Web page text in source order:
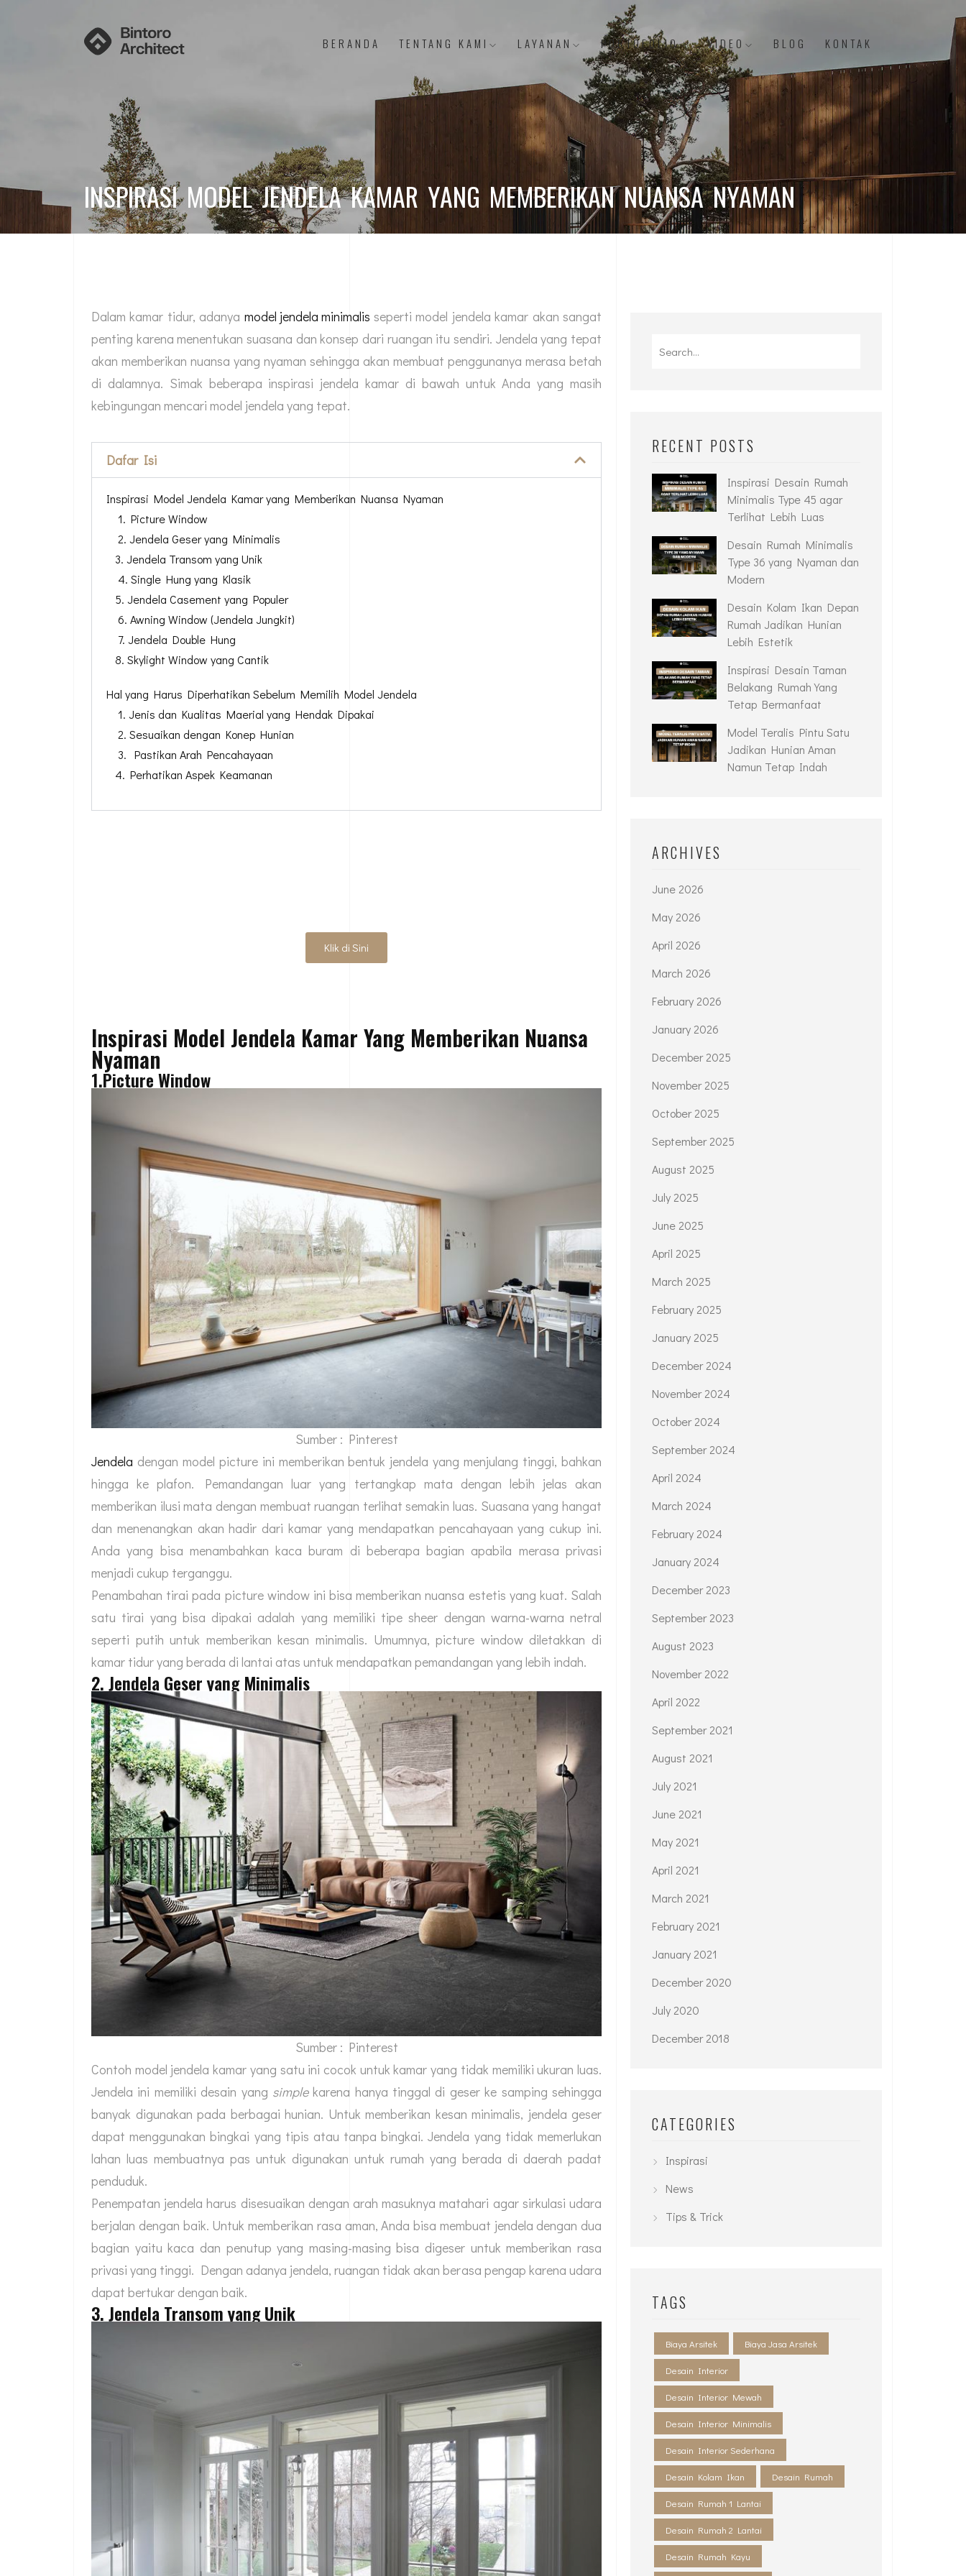
BERANDA TENTANG KAMI LAYANAN PORTOFOLIO VIDEO BLOG KONTAK
INSPIRASI MODEL JENDELA KAMAR YANG MEMBERIKAN NUANSA NYAMAN
Dalam kamar tidur, adanya model jendela minimalis seperti model jendela kamar akan sangat
penting karena menentukan suasana dan konsep dari ruangan itu sendiri. Jendela yang tepat
akan memberikan nuansa yang nyaman sehingga akan membuat penggunanya merasa betah
di dalamnya. Simak beberapa inspirasi jendela kamar di bawah untuk Anda yang masih
kebingungan mencari model jendela yang tepat.
Dafar Isi
Inspirasi Model Jendela Kamar yang Memberikan Nuansa Nyaman
1. Picture Window
2. Jendela Geser yang Minimalis
3. Jendela Transom yang Unik
4. Single Hung yang Klasik
5. Jendela Casement yang Populer
6. Awning Window (Jendela Jungkit)
7. Jendela Double Hung
8. Skylight Window yang Cantik
Hal yang Harus Diperhatikan Sebelum Memilih Model Jendela
1. Jenis dan Kualitas Maerial yang Hendak Dipakai
2. Sesuaikan dengan Konep Hunian
3. Pastikan Arah Pencahayaan
4. Perhatikan Aspek Keamanan
Klik di Sini
Inspirasi Model Jendela Kamar Yang Memberikan Nuansa
Nyaman
1.Picture Window
Sumber : Pinterest
Jendela dengan model picture ini memberikan bentuk jendela yang menjulang tinggi, bahkan
hingga ke plafon. Pemandangan luar yang tertangkap mata dengan lebih jelas akan
memberikan ilusi mata dengan membuat ruangan terlihat semakin luas. Suasana yang hangat
dan menenangkan akan hadir dari kamar yang mendapatkan pencahayaan yang cukup ini.
Anda yang bisa menambahkan kaca buram di beberapa bagian apabila merasa privasi
menjadi cukup terganggu.
Penambahan tirai pada picture window ini bisa memberikan nuansa estetis yang kuat. Salah
satu tirai yang bisa dipakai adalah yang memiliki tipe sheer dengan warna-warna netral
seperti putih untuk memberikan kesan minimalis. Umumnya, picture window diletakkan di
kamar tidur yang berada di lantai atas untuk mendapatkan pemandangan yang lebih indah.
2. Jendela Geser yang Minimalis
Sumber : Pinterest
Contoh model jendela kamar yang satu ini cocok untuk kamar yang tidak memiliki ukuran luas.
Jendela ini memiliki desain yang simplekarena hanya tinggal di geser ke samping sehingga
banyak digunakan pada berbagai hunian. Untuk memberikan kesan minimalis, jendela geser
dapat menggunakan bingkai yang tipis atau tanpa bingkai. Jendela yang tidak memerlukan
lahan luas membuatnya pas untuk digunakan untuk rumah yang berada di daerah padat
penduduk.
Penempatan jendela harus disesuaikan dengan arah masuknya matahari agar sirkulasi udara
berjalan dengan baik. Untuk memberikan rasa aman, Anda bisa membuat jendela dengan dua
bagian yaitu kaca dan penutup yang masing-masing bisa digeser untuk memberikan rasa
privasi yang tinggi. Dengan adanya jendela, ruangan tidak akan berasa pengap karena udara
dapat bertukar dengan baik.
3. Jendela Transom yang Unik
RECENT POSTS
Inspirasi Desain Rumah
Minimalis Type 45 agar
Terlihat Lebih Luas
Desain Rumah Minimalis
Type 36 yang Nyaman dan
Modern
Desain Kolam Ikan Depan
Rumah Jadikan Hunian
Lebih Estetik
Inspirasi Desain Taman
Belakang Rumah Yang
Tetap Bermanfaat
Model Teralis Pintu Satu
Jadikan Hunian Aman
Namun Tetap Indah
ARCHIVES
June 2026
May 2026
April 2026
March 2026
February 2026
January 2026
December 2025
November 2025
October 2025
September 2025
August 2025
July 2025
June 2025
April 2025
March 2025
February 2025
January 2025
December 2024
November 2024
October 2024
September 2024
April 2024
March 2024
February 2024
January 2024
December 2023
September 2023
August 2023
November 2022
April 2022
September 2021
August 2021
July 2021
June 2021
May 2021
April 2021
March 2021
February 2021
January 2021
December 2020
July 2020
December 2018
CATEGORIES
Inspirasi
News
Tips & Trick
TAGS
Biaya Arsitek Biaya Jasa Arsitek
Desain Interior
Desain Interior Mewah
Desain Interior Minimalis
Desain Interior Sederhana
Desain Kolam Ikan Desain Rumah
Desain Rumah 1 Lantai
Desain Rumah 2 Lantai
Desain Rumah Kayu